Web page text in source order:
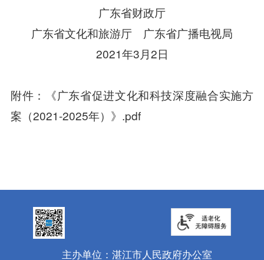
广东省财政厅
广东省文化和旅游厅 广东省广播电视局
2021年3月2日
附件：
《广东省促进文化和科技深度融合实施方
案（2021-2025年）》.pdf
主办单位：湛江市人民政府办公室